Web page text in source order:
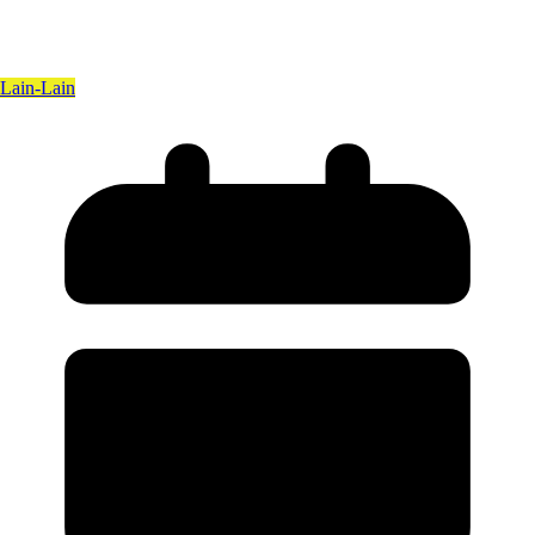
Lain-Lain